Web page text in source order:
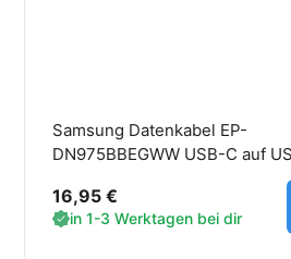
Samsung Datenkabel EP-
DN975BBEGWW USB-C auf
16,95 €
in 1-3 Werktagen bei dir